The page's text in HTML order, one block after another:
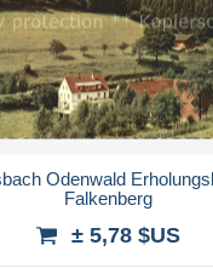
Appliquer
Odenwald
Falkenberg
± 5,78 $US